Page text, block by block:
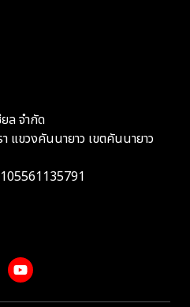
ล จำกัด
แขวงคันนายาว เขตคันนายาว